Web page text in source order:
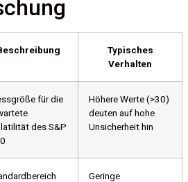
Typisches
Verhalten
für die
des S&P
Höhere Werte (>30)
deuten auf hohe
Unsicherheit hin
Geringe